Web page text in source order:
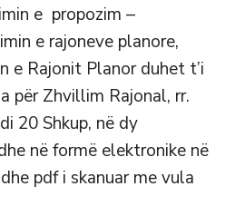
e propozim –
e rajoneve planore,
e Rajonit Planor duhet t’i
për Zhvillim Rajonal, rr.
20 Shkup, në dy
në formë elektronike në
pdf i skanuar me vula